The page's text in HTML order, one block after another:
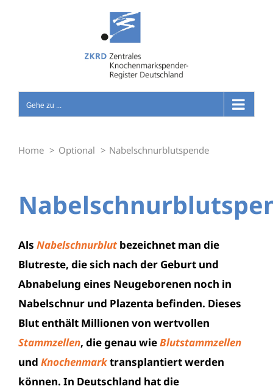
Gehe zu ...
Home Optional Nabelschnurblutspende
Als Nabelschnurblutbezeichnet man die
Blutreste, die sich nach der Geburt und
Abnabelung eines Neugeborenen noch in
Nabelschnur und Plazenta befinden. Dieses
Blut enthält Millionen von wertvollen
Stammzellen, die genau wieBlutstammzellen
und Knochenmarktransplantiert werden
können. In Deutschland hat die